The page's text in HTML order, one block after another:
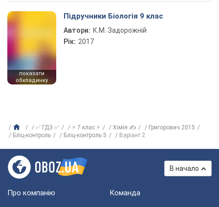
показати
обкладинку
Підручники Біологія 9 клас
Автори: К.М. Задорожній
Рік: 2017
✅ ГДЗ ✅ ⚡ 7 клас ⚡ Хімія ✍
Григорович 2015
Бліц-контроль
Бліц-контроль 5 Варіант 2
В начало
Про компанію Команда